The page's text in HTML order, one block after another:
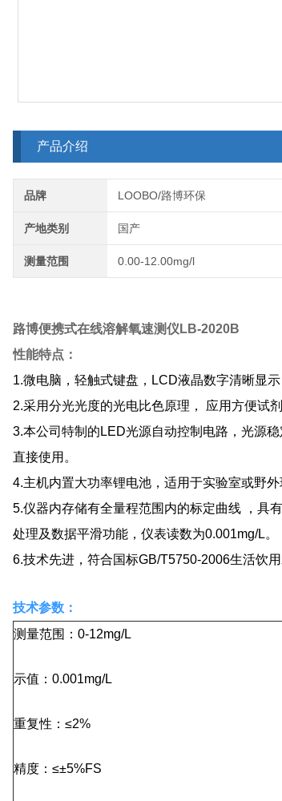
产品介绍
品牌 LOOBO/路博环保
产地类别 国产
测量范围 0.00-12.00mg/l
路博便携式在线溶解氧速测仪 LB-2020B
性能特点：
1.微电脑，轻触式键盘，LCD液晶数字清晰显示
2.采用分光光度的光电比色原理， 应用方便试
3.本公司特制的LED光源自动控制电路，光源
直接使用。
4.主机内置大功率锂电池，适用于实验室或野
5.仪器内存储有全量程范围内的标定曲线 ，具
处理及数据平滑功能，仪表读数为0.001mg/L。
6.技术先进，符合国标GB/T5750-2006生活饮用
技术参数：
测量范围：0-12mg/L
示值：0.001mg/L
重复性：≤2%
精度：≤±5%FS